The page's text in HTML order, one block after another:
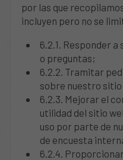
por las que
incluyen pero no se
6.2.1. Responder
o preguntas;
6.2.2. Tramitar
sobre nuestro
6.2.3. Mejorar el
utilidad del sitio
uso por parte de
de encuesta
6.2.4.